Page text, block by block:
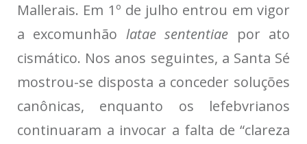
Mallerais. Em 1º de julho entrou em vigor
a excomunhão latae sententiae por ato
cismático. Nos anos seguintes, a Santa Sé
mostrou-se disposta a conceder soluções
canônicas, enquanto os lefebvrianos
continuaram a invocar a falta de “clareza